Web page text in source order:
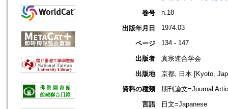
巻号
n.18
出版年月日 1974.03
ページ 134 - 147
出版者
真宗連合学会
出版地
京都, 日本 [Kyoto,
資料の種類
期刊論文=Journal
言語
日文=Japanese